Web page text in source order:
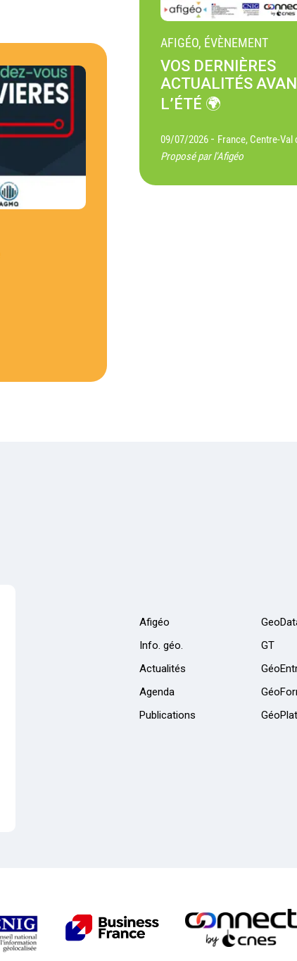
AFIGÉO, ÉVÈNEMENT
VOS DERNIÈRES
ACTUALITÉS
L’ÉTÉ 🌍
09/07/2026 - France, Centre-Val
Proposé par l'Afigéo
Afigéo
Info. géo.
Actualités
Agenda
Publications
GT